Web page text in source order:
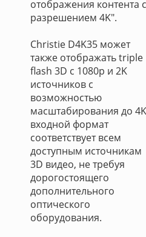
отображения контента с
разрешением 4K".
Christie D4K35 может
также отображать triple
flash 3D с 1080p и 2K
источников с
возможностью
масштабирования до
входной формат
соответствует всем
доступным источникам
3D видео, не требуя
дорогостоящего
дополнительного
оптического
оборудования.